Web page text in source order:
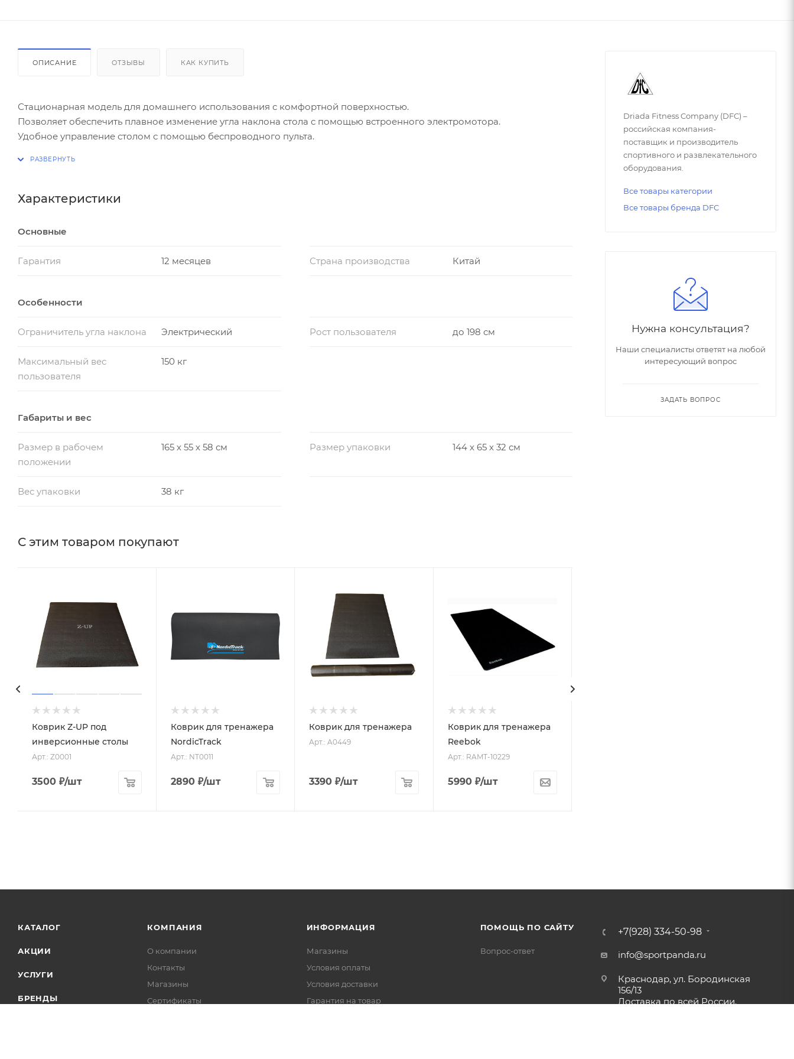
ОПИСАНИЕ ОТЗЫВЫ КАК КУПИТЬ
Стационарная модель для домашнего использования с комфортной поверхностью.
Позволяет обеспечить плавное изменение угла наклона стола с помощью встроенного электромотора.
Удобное управление столом с помощью беспроводного пульта.
Обивка стола из износостойкой искусственной кожи.
Cнять стресс и напряжение в мышцах
Снизить действие старения, вызванное силой тяжести
Облегчить состояние при варикозном расширении вен
Характеристики
Основные
Гарантия 12 месяцев Страна производства Китай
Особенности
Ограничитель угла наклона Электрический Рост пользователя до 198 см
Максимальный вес
пользователя
150 кг
Габариты и вес
Размер в рабочем
положении
165 х 55 х 58 см Размер упаковки 144 х 65 х 32 см
Вес упаковки 38 кг
С этим товаром покупают
Коврик Z-UP под
инверсионные столы
Арт.: Z0001
3500 ₽/шт
Коврик для тренажера
NordicTrack
Арт.: NT0011
2890₽/шт
Коврик для тренажера
Арт.: A0449
3390 ₽/шт
Коврик для тренажера
Reebok
Арт.: RAMT-10229
5990₽/шт
Driada Fitness Company (DFC) –
российская компания-
поставщик и производитель
спортивного и развлекательного
оборудования.
Все товары категории
Все товары бренда DFC
Нужна консультация?
Наши специалисты ответят на любой
интересующий вопрос
ЗАДАТЬ ВОПРОС
КАТАЛОГ
АКЦИИ
УСЛУГИ
БРЕНДЫ
КОМПАНИЯ
О компании
Контакты
Магазины
Сертификаты
ИНФОРМАЦИЯ
Магазины
Условия оплаты
Условия доставки
Гарантия на товар
ПОМОЩЬ ПО САЙТУ
Вопрос-ответ
+7(928) 334-50-98
info@sportpanda.ru
Краснодар, ул. Бородинская
156/13
Доставка по всей России.